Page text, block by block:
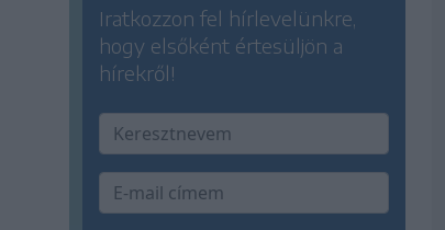
Iratkozzon fel hírlevelünkre,
hogy elsőként értesüljön a
hírekről!